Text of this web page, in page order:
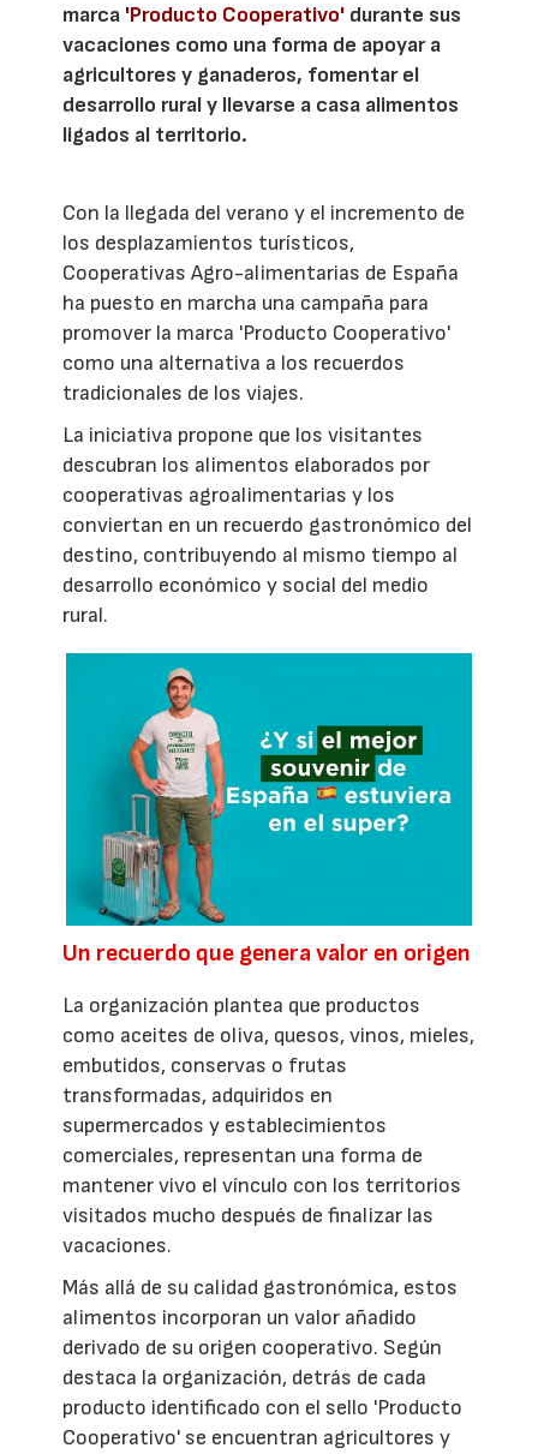
marca 'Producto Cooperativo' durante sus
vacaciones como una forma de apoyar a
agricultores y ganaderos, fomentar el
desarrollo rural y llevarse a casa alimentos
ligados al territorio.
Con la llegada del verano y el incremento de
los desplazamientos turísticos,
Cooperativas Agro-alimentarias de España
ha puesto en marcha una campaña para
promover la marca 'Producto Cooperativo'
como una alternativa a los recuerdos
tradicionales de los viajes.
La iniciativa propone que los visitantes
descubran los alimentos elaborados por
cooperativas agroalimentarias y los
conviertan en un recuerdo gastronómico del
destino, contribuyendo al mismo tiempo al
desarrollo económico y social del medio
rural.
Un recuerdo que genera valor en origen
La organización plantea que productos
como aceites de oliva, quesos, vinos, mieles,
embutidos, conservas o frutas
transformadas, adquiridos en
supermercados y establecimientos
comerciales, representan una forma de
mantener vivo el vínculo con los territorios
visitados mucho después de finalizar las
vacaciones.
Más allá de su calidad gastronómica, estos
alimentos incorporan un valor añadido
derivado de su origen cooperativo. Según
destaca la organización, detrás de cada
producto identificado con el sello 'Producto
Cooperativo' se encuentran agricultores y